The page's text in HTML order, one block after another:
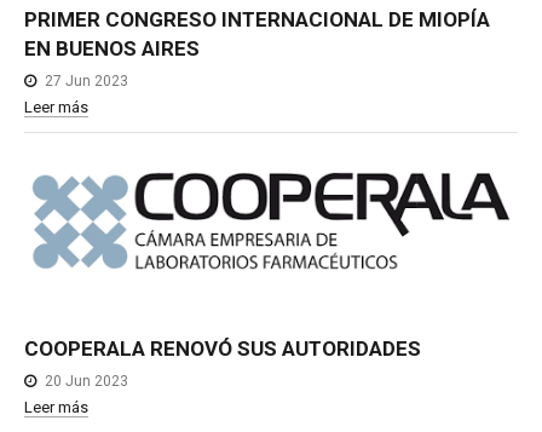
PRIMER CONGRESO INTERNACIONAL DE MIOPÍA
EN BUENOS AIRES
27 Jun 2023
Leer más
COOPERALA RENOVÓ SUS AUTORIDADES
20 Jun 2023
Leer más